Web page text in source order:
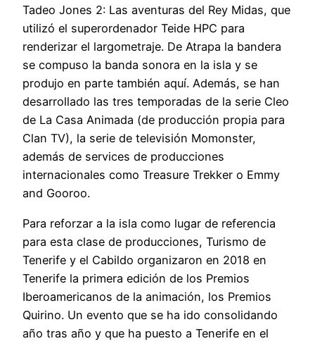
Tadeo Jones 2: Las aventuras del Rey Midas, que
utilizó el superordenador Teide HPC para
renderizar el largometraje. De Atrapa la bandera
se compuso la banda sonora en la isla y se
produjo en parte también aquí. Además, se han
desarrollado las tres temporadas de la serie Cleo
de La Casa Animada (de producción propia para
Clan TV), la serie de televisión Momonster,
además de services de producciones
internacionales como Treasure Trekker o Emmy
and Gooroo.
Para reforzar a la isla como lugar de referencia
para esta clase de producciones, Turismo de
Tenerife y el Cabildo organizaron en 2018 en
Tenerife la primera edición de los Premios
Iberoamericanos de la animación, los Premios
Quirino. Un evento que se ha ido consolidando
año tras año y que ha puesto a Tenerife en el